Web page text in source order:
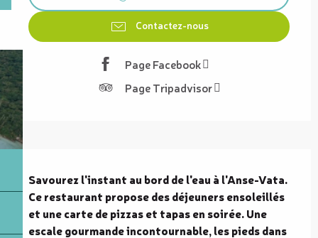
Contactez-nous
Page Facebook
Page Tripadvisor
Savourez l'instant au bord de l'eau à l'Anse-Vata.
Ce restaurant propose des déjeuners ensoleillés
et une carte de pizzas et tapas en soirée. Une
escale gourmande incontournable, les pieds dans